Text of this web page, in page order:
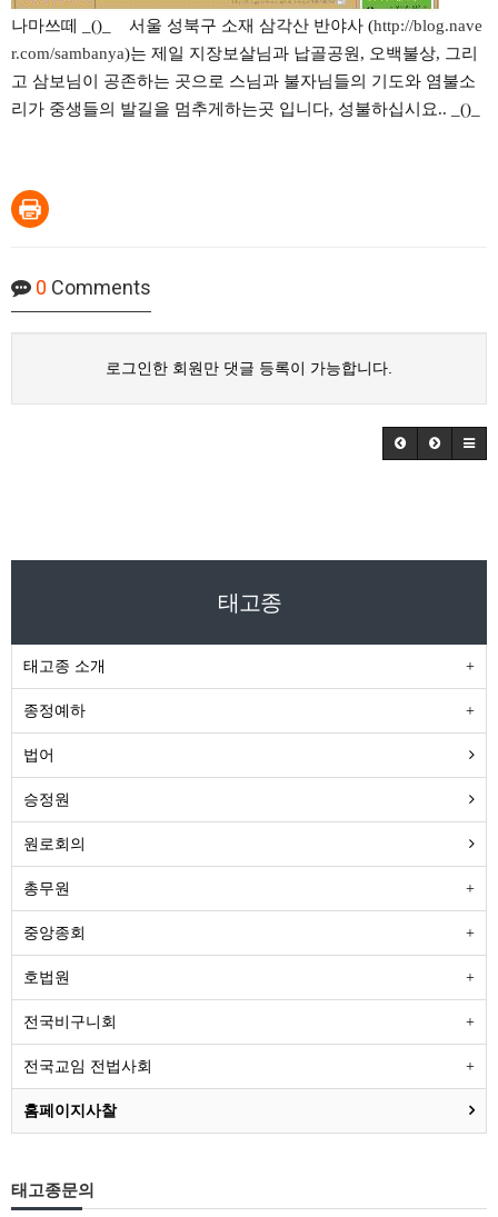
나마쓰떼 _()_ 서울 성북구 소재 삼각산 반야사 (http://blog.nave
r.com/sambanya)는 제일 지장보살님과 납골공원, 오백불상, 그리
고 삼보님이 공존하는 곳으로 스님과 불자님들의 기도와 염불소
리가 중생들의 발길을 멈추게하는곳 입니다, 성불하십시요.. _()_
0 Comments
로그인한 회원만 댓글 등록이 가능합니다.
태고종
태고종 소개
종정예하
법어
승정원
원로회의
총무원
중앙종회
호법원
전국비구니회
전국교임 전법사회
홈페이지사찰
태고종문의